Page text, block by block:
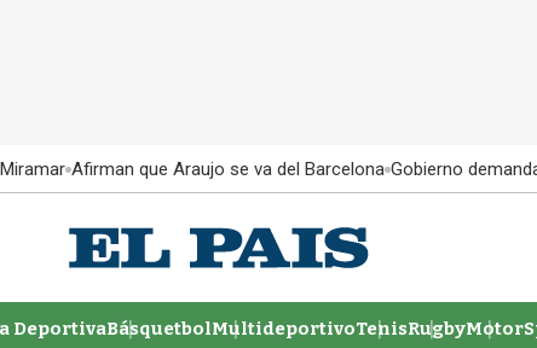
Afirman que Araujo se va del Barcelona Gobierno
DeportivaBásquetbolMultideportivoTenisRugby